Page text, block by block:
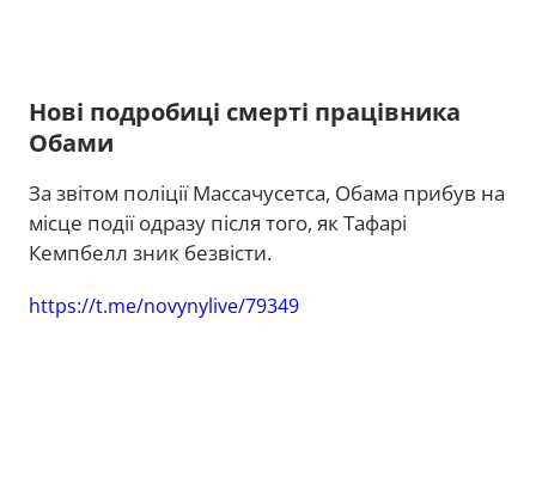
Нові подробиці смерті працівника
Обами
За звітом поліції Массачусетса, Обама прибув на
місце події одразу після того, як Тафарі
Кемпбелл зник безвісти.
https://t.me/novynylive/79349